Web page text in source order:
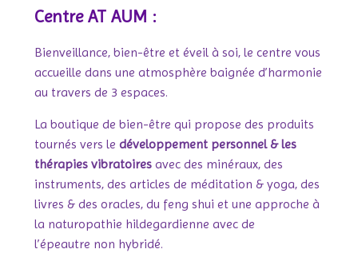
Centre AT AUM :
Bienveillance, bien-être et éveil à soi, le centre vous
accueille dans une atmosphère baignée d’harmonie
au travers de 3 espaces.
La boutique de bien-être qui propose des produits
tournés vers ledéveloppement personnel & les
thérapies vibratoires avec des minéraux, des
instruments, des articles de méditation & yoga, des
livres & des oracles, du feng shui et une approche à
la naturopathie hildegardienne avec de
l’épeautre non hybridé.